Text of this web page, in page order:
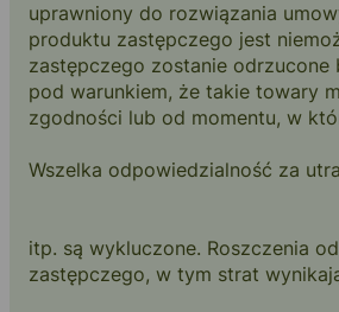
uprawniony do rozwiązania
produktu zastępczego jest
zastępczego zostanie
pod warunkiem, że takie towary
zgodności lub od momentu, w
Wszelka odpowiedzialność za
itp. są wykluczone. Roszczenia
zastępczego, w tym strat